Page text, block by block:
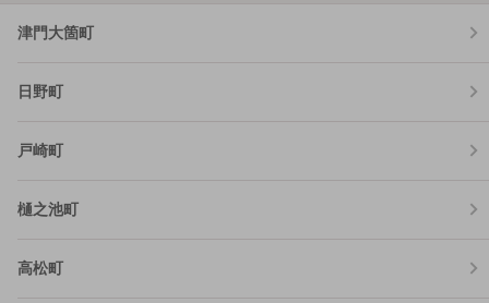
津門大箇町
日野町
戸崎町
樋之池町
高松町